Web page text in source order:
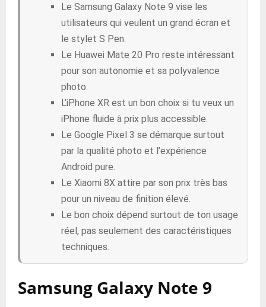
Le Samsung Galaxy Note 9 vise les
utilisateurs qui veulent un grand écran et
le stylet S Pen.
Le Huawei Mate 20 Pro reste intéressant
pour son autonomie et sa polyvalence
photo.
L’iPhone XR est un bon choix si tu veux un
iPhone fluide à prix plus accessible.
Le Google Pixel 3 se démarque surtout
par la qualité photo et l’expérience
Android pure.
Le Xiaomi 8X attire par son prix très bas
pour un niveau de finition élevé.
Le bon choix dépend surtout de ton usage
réel, pas seulement des caractéristiques
techniques.
Samsung Galaxy Note 9